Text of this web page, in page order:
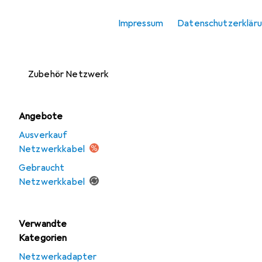
Impressum
Zubehör Netzwerk
Angebote
Ausverkauf
Netzwerkkabel
Gebraucht
Netzwerkkabel
Verwandte
Kategorien
Netzwerkadapter